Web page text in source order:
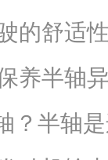
的舒适
养半轴
？半轴